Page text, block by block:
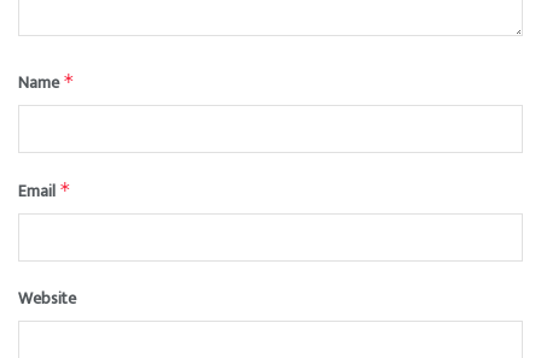
Name*
Email *
Website